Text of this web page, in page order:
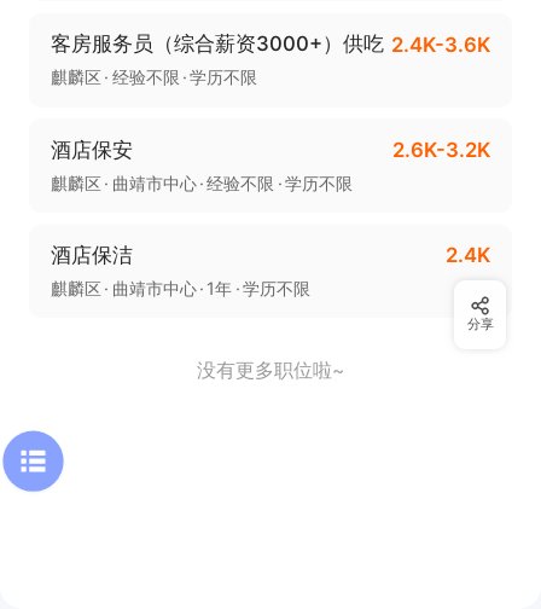
客房服务员（综合薪资3000+）供吃 2.4K-3.6K
麒麟区 经验不限 学历不限
酒店保安 2.6K-3.2K
麒麟区 曲靖市中心 经验不限 学历不限
酒店保洁 2.4K
麒麟区 曲靖市中心 1年 学历不限
没有更多职位啦~
分享